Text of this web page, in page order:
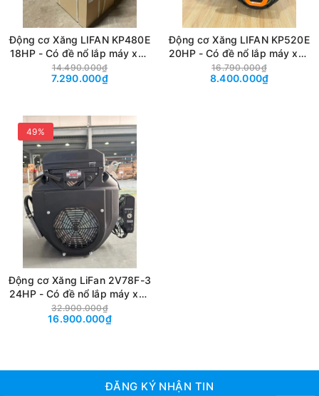
Động cơ Xăng LIFAN KP480E
18HP - Có đề nổ lắp máy xoa
đôi, máy cắt bê tông
14.490.000₫
7.290.000₫
Động cơ Xăng LIFAN KP520E
20HP - Có đề nổ lắp máy xoa
đôi, máy cắt bê tông
16.790.000₫
8.400.000₫
49%
Động cơ Xăng LiFan 2V78F-3
24HP - Có đề nổ lắp máy xoa
đôi, máy cắt bê tông
32.900.000₫
16.900.000₫
ĐĂNG KÝ NHẬN TIN